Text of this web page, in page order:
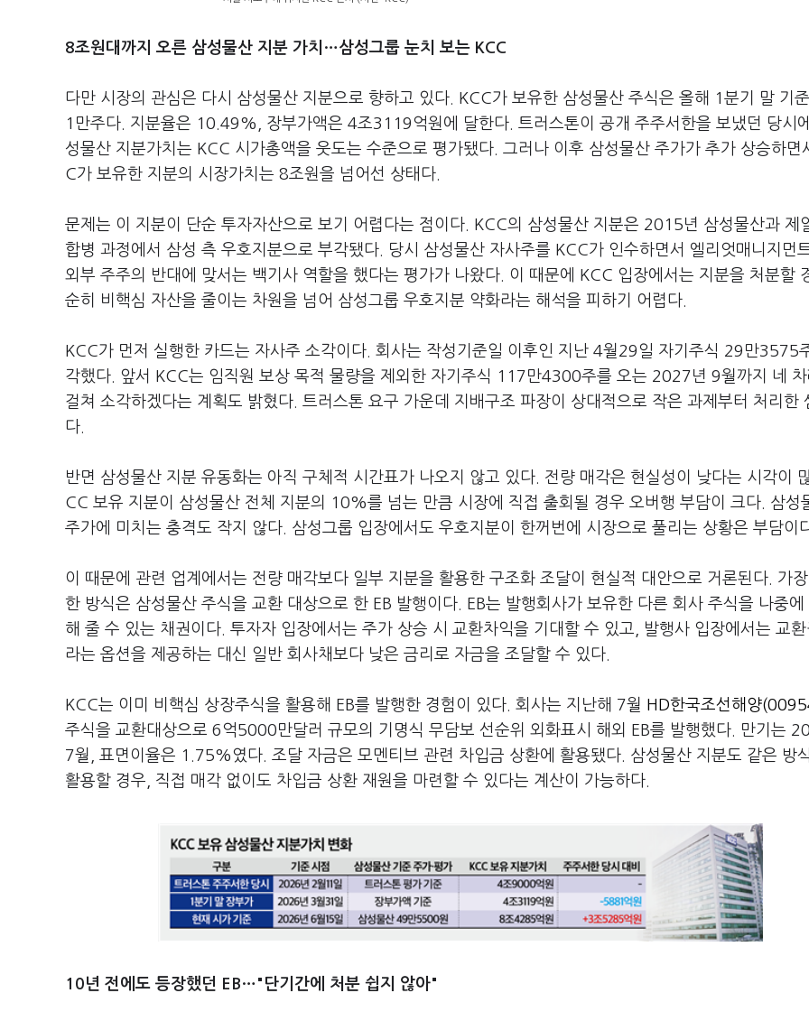
8조원대까지 오른 삼성물산 지분 가치…삼성그룹 눈치 보는 KCC
다만 시장의 관심은 다시 삼성물산 지분으로 향하고 있다. KCC가 보유한 삼성물산 주식은 올해 1분기 말 기
1만주다. 지분율은 10.49%, 장부가액은 4조3119억원에 달한다. 트러스톤이 공개 주주서한을 보냈던 당시
성물산 지분가치는 KCC 시가총액을 웃도는 수준으로 평가됐다. 그러나 이후 삼성물산 주가가 추가 상승하면
C가 보유한 지분의 시장가치는 8조원을 넘어선 상태다.
문제는 이 지분이 단순 투자자산으로 보기 어렵다는 점이다. KCC의 삼성물산 지분은 2015년 삼성물산과 제
합병 과정에서 삼성 측 우호지분으로 부각됐다. 당시 삼성물산 자사주를 KCC가 인수하면서 엘리엇매니지먼
외부 주주의 반대에 맞서는 백기사 역할을 했다는 평가가 나왔다. 이 때문에 KCC 입장에서는 지분을 처분할
순히 비핵심 자산을 줄이는 차원을 넘어 삼성그룹 우호지분 약화라는 해석을 피하기 어렵다.
KCC가 먼저 실행한 카드는 자사주 소각이다. 회사는 작성기준일 이후인 지난 4월29일 자기주식 29만3575
각했다. 앞서 KCC는 임직원 보상 목적 물량을 제외한 자기주식 117만4300주를 오는 2027년 9월까지 네 차
걸쳐 소각하겠다는 계획도 밝혔다. 트러스톤 요구 가운데 지배구조 파장이 상대적으로 작은 과제부터 처리한
다.
반면 삼성물산 지분 유동화는 아직 구체적 시간표가 나오지 않고 있다. 전량 매각은 현실성이 낮다는 시각이
CC 보유 지분이 삼성물산 전체 지분의 10%를 넘는 만큼 시장에 직접 출회될 경우 오버행 부담이 크다. 삼성
주가에 미치는 충격도 작지 않다. 삼성그룹 입장에서도 우호지분이 한꺼번에 시장으로 풀리는 상황은 부담이
이 때문에 관련 업계에서는 전량 매각보다 일부 지분을 활용한 구조화 조달이 현실적 대안으로 거론된다. 가
한 방식은 삼성물산 주식을 교환 대상으로 한 EB 발행이다. EB는 발행회사가 보유한 다른 회사 주식을 나중에
해 줄 수 있는 채권이다. 투자자 입장에서는 주가 상승 시 교환차익을 기대할 수 있고, 발행사 입장에서는 교환
라는 옵션을 제공하는 대신 일반 회사채보다 낮은 금리로 자금을 조달할 수 있다.
KCC는 이미 비핵심 상장주식을 활용해 EB를 발행한 경험이 있다. 회사는 지난해 7월 HD한국조선해양
주식을 교환대상으로 6억5000만달러 규모의 기명식 무담보 선순위 외화표시 해외 EB를 발행했다. 만기는
7월, 표면이율은 1.75%였다. 조달 자금은 모멘티브 관련 차입금 상환에 활용됐다. 삼성물산 지분도 같은 방
활용할 경우, 직접 매각 없이도 차입금 상환 재원을 마련할 수 있다는 계산이 가능하다.
10년 전에도 등장했던 EB…"단기간에 처분 쉽지 않아"